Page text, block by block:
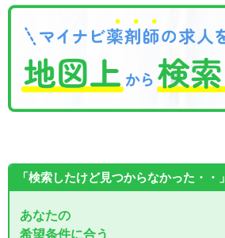
「検索したけど見つからなかった・・」
あなたの
希望条件に合う